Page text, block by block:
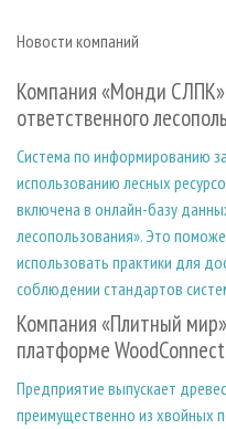
Новости компаний
Компания «Монди СЛПК»
ответственного
Система по информированию
использованию лесных
включена в онлайн-базу
лесопользования». Это
использовать практики для
соблюдении стандартов
Компания «Плитный
платформе
Предприятие выпускает
преимущественно из хвойных